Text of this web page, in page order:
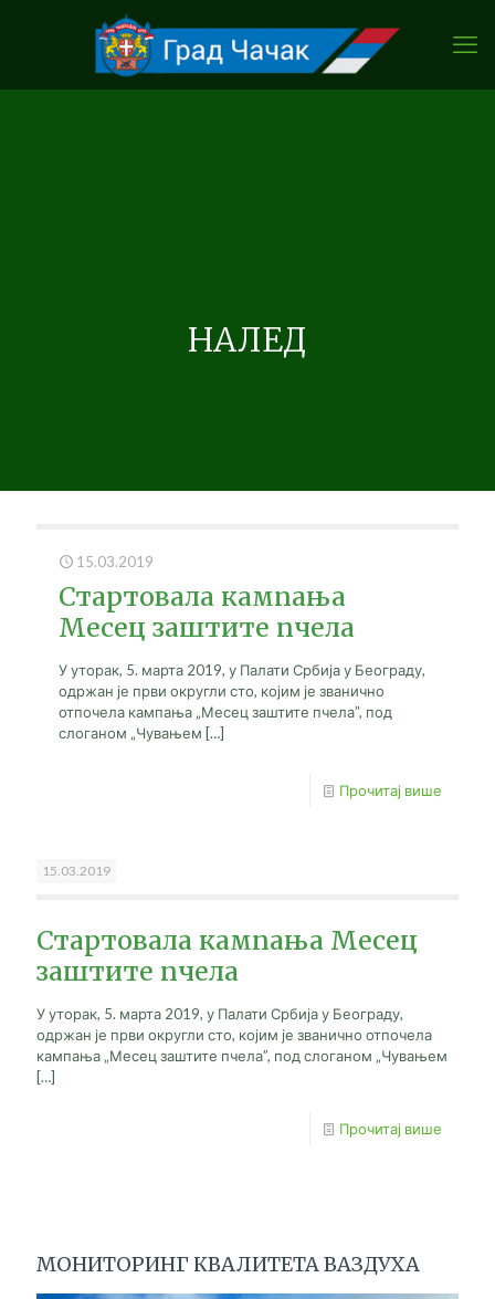
НАЛЕД
15.03.2019
Стартовала кампања
Месец заштите пчела
У уторак, 5. марта 2019, у Палати Србија у Београду,
одржан је први округли сто, којим је званично
отпочела кампања „Месец заштите пчела”, под
слоганом „Чувањем […]
Прочитај више
15.03.2019
Стартовала кампања Месец
заштите пчела
У уторак, 5. марта 2019, у Палати Србија у Београду,
одржан је први округли сто, којим је званично отпочела
кампања „Месец заштите пчела”, под слоганом „Чувањем
[…]
Прочитај више
МОНИТОРИНГ КВАЛИТЕТА ВАЗДУХА